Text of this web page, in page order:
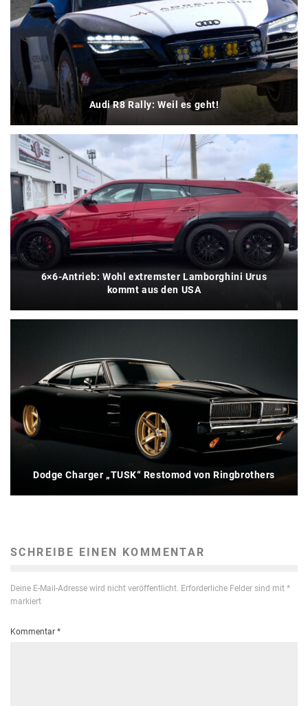
Audi R8 Rally: Weil es geht!
6×6-Antrieb: Wohl extremster Lamborghini Urus
kommt aus den USA
Dodge Charger „TUSK“ Restomod von Ringbrothers
SCHREIBE EINEN KOMMENTAR
Deine E-Mail-Adresse wird nicht veröffentlicht. Erforderliche Felder sind mit *
markiert
Kommentar *